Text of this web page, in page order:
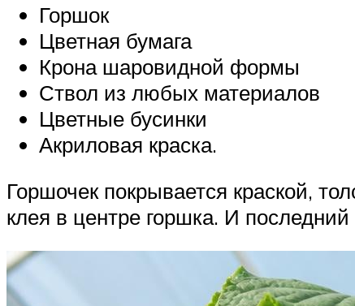
Горшок
Цветная бумага
Крона шаровидной формы
Ствол из любых материалов
Цветные бусинки
Акриловая краска.
Горшочек покрывается краской,
клея в центре горшка. И